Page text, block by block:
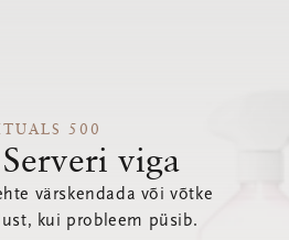
500
viga
värskendada või võtke
kui probleem püsib.